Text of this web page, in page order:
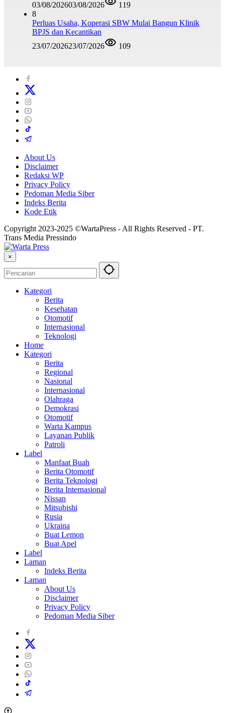
03/08/202603/08/2026
119
8
Perluas Usaha, Koperasi SBW Mulai Bangun Klinik
BPJS dan Kecantikan
23/07/202623/07/2026 109
About Us
Disclaimer
Redaksi WP
Privacy Policy
Pedoman Media Siber
Indeks Berita
Kode Etik
Copyright 2023-2025 ©WartaPress - All Rights Reserved - PT.
Trans Media Pressindo
×
Kategori
Berita
Kesehatan
Otomotif
Internasional
Teknologi
Home
Kategori
Berita
Regional
Nasional
Internasional
Olahraga
Demokrasi
Otomotif
Warta Kampus
Layanan Publik
Patroli
Label
Manfaat Buah
Berita Otomotif
Berita Teknologi
Berita Internasional
Nissan
Mitsubishi
Rusia
Ukraina
Buat Lemon
Buat Apel
Label
Laman
Indeks Berita
Laman
About Us
Disclaimer
Privacy Policy
Pedoman Media Siber